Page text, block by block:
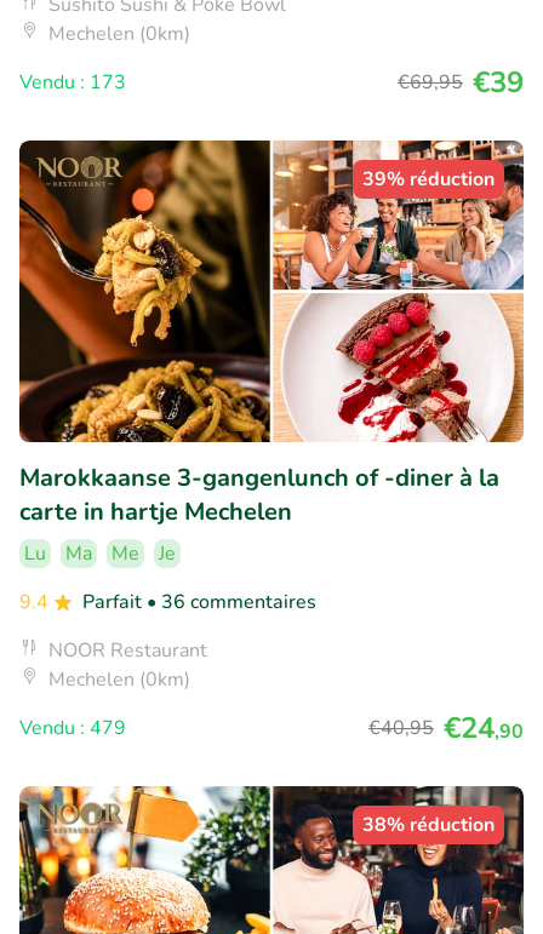
Mechelen (0km)
Vendu : 173
€69,95 €39
39% réduction
Marokkaanse 3-gangenlunch of -diner à la
carte in hartje Mechelen
Lu Ma Me
Je
9.4
Parfait • 36 commentaires
NOOR Restaurant
Mechelen (0km)
Vendu : 479
€40,95 €24,90
38% réduction